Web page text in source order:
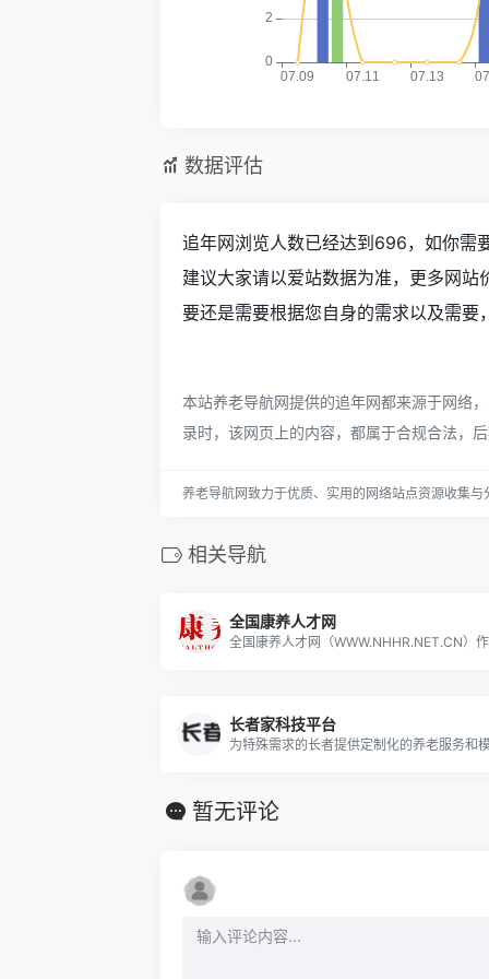
数据评估
追年网浏览人数已经达到696，如你需
建议大家请以爱站数据为准，更多网
要还是需要根据您自身的需求以及需
本站养老导航网提供的追年网都来源于网络
录时，该网页上的内容，都属于合规合法，
养老导航网致力于优质、实用的网络站点资源收集与
相关导航
全国康养人才网
长者家科技平台
暂无评论